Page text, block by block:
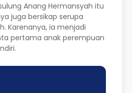
Anang Hermansyah itu
juga bersikap serupa
Karenanya, ia menjadi
pertama anak perempuan